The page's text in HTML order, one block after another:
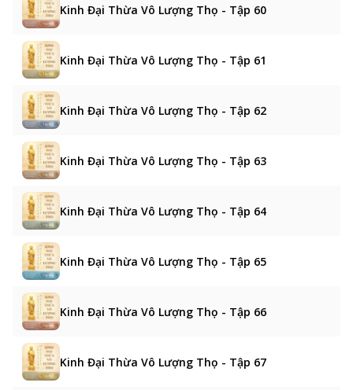
Kinh Đại Thừa Vô Lượng Thọ - Tập 60
Kinh Đại Thừa Vô Lượng Thọ - Tập 61
Kinh Đại Thừa Vô Lượng Thọ - Tập 62
Kinh Đại Thừa Vô Lượng Thọ - Tập 63
Kinh Đại Thừa Vô Lượng Thọ - Tập 64
Kinh Đại Thừa Vô Lượng Thọ - Tập 65
Kinh Đại Thừa Vô Lượng Thọ - Tập 66
Kinh Đại Thừa Vô Lượng Thọ - Tập 67